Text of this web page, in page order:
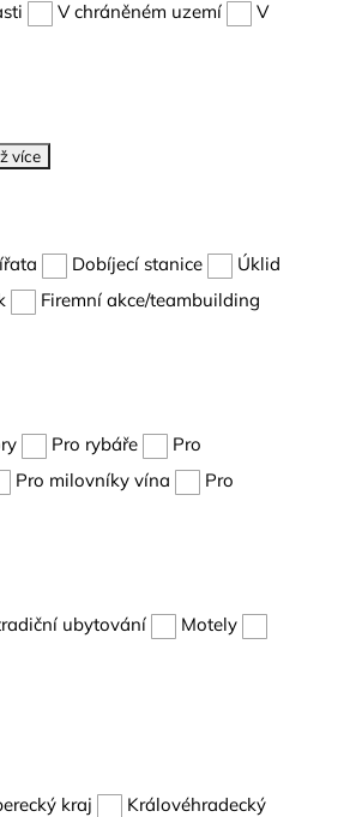
V chráněném uzemí
V
více
Dobíjecí stanice
Úklid
Firemní akce/teambuilding
Pro rybáře
Pro
Pro milovníky vína
Pro
ubytování
Motely
kraj
Královéhradecký